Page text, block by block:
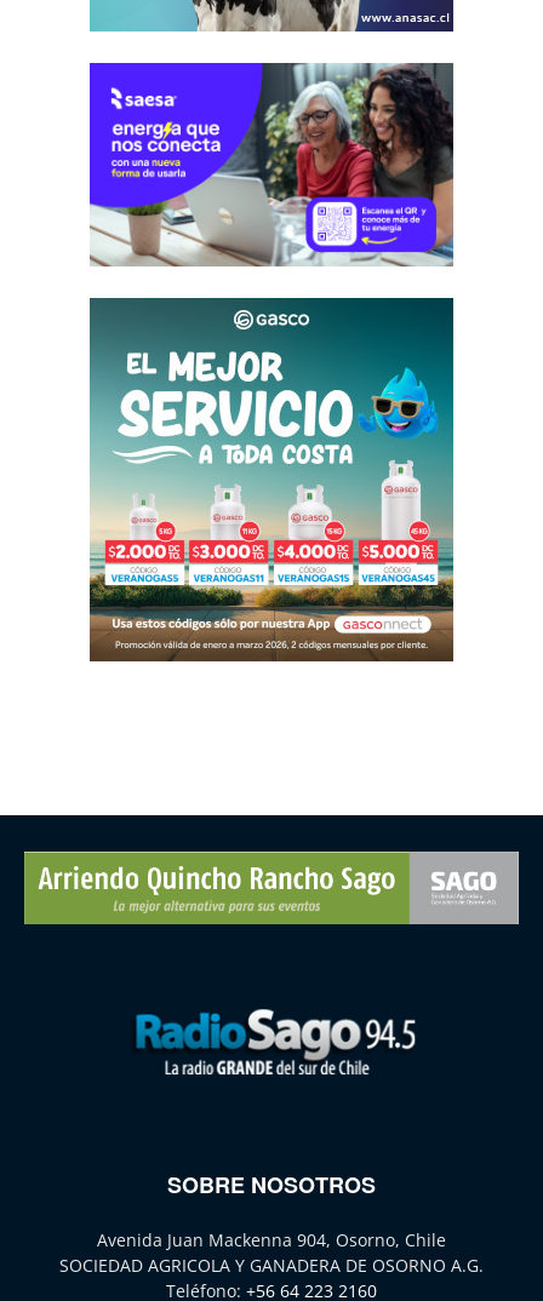
SOBRE NOSOTROS
Avenida Juan Mackenna 904, Osorno, Chile
SOCIEDAD AGRICOLA Y GANADERA DE OSORNO A.G.
Teléfono: +56 64 223 2160